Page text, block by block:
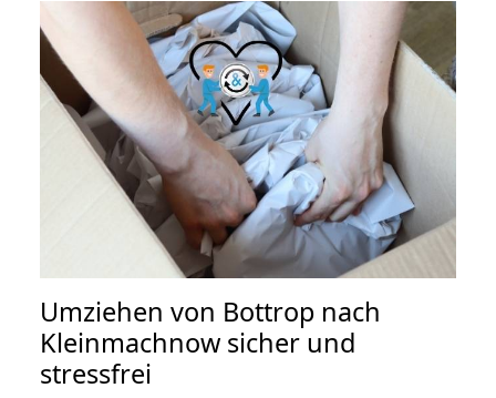
Umziehen von Bottrop nach
Kleinmachnow sicher und
stressfrei